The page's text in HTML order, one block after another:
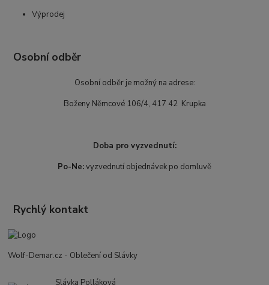
Výprodej
Osobní odběr
Osobní odběr je možný na adrese:
Boženy Němcové 106/4, 417 42 Krupka
Doba pro vyzvednutí:
Po-Ne:vyzvednutí objednávek po domluvě
Rychlý kontakt
Wolf-Demar.cz - Oblečení od Slávky
Slávka Polláková